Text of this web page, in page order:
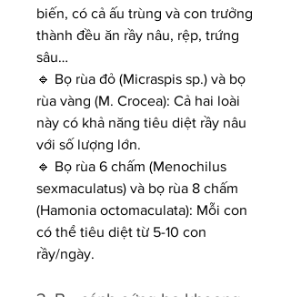
biến, có cả ấu trùng và con trưởng
thành đều ăn rầy nâu, rệp, trứng
sâu…
🔹 Bọ rùa đỏ (Micraspis sp.) và bọ
rùa vàng (M. Crocea): Cả hai loài
này có khả năng tiêu diệt rầy nâu
với số lượng lớn.
🔹 Bọ rùa 6 chấm (Menochilus
sexmaculatus) và bọ rùa 8 chấm
(Hamonia octomaculata): Mỗi con
có thể tiêu diệt từ 5-10 con
rầy/ngày.